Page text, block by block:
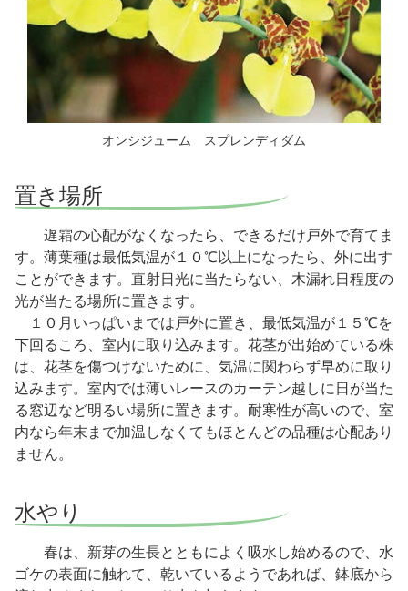
オンシジューム スプレンディダム
置き場所
遅霜の心配がなくなったら、できるだけ戸外で育てま
す。薄葉種は最低気温が１０℃以上になったら、外に出す
ことができます。直射日光に当たらない、木漏れ日程度の
光が当たる場所に置きます。
１０月いっぱいまでは戸外に置き、最低気温が１５℃を
下回るころ、室内に取り込みます。花茎が出始めている株
は、花茎を傷つけないために、気温に関わらず早めに取り
込みます。室内では薄いレースのカーテン越しに日が当た
る窓辺など明るい場所に置きます。耐寒性が高いので、室
内なら年末まで加温しなくてもほとんどの品種は心配あり
ません。
水やり
春は、新芽の生長とともによく吸水し始めるので、水
ゴケの表面に触れて、乾いているようであれば、鉢底から